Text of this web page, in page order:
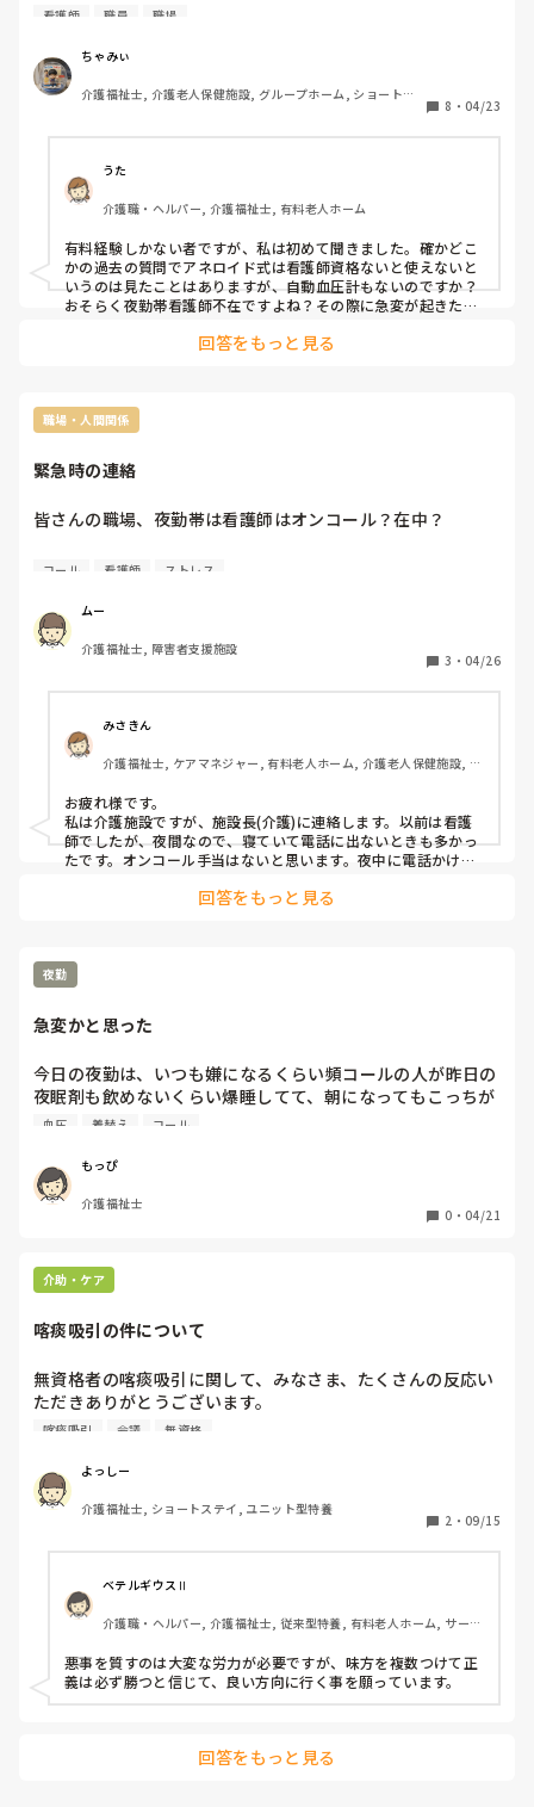
は必要ないと言われました
介護と看護は分けているからと
みなさんどう思いますか？
看護師 職員 職場
ちゃみぃ
介護福祉士, 介護老人保健施設, グループホーム, ショートス
8 ・ 04/23
うた
介護職・ヘルパー, 介護福祉士, 有料老人ホーム
有料経験しかない者ですが、私は初めて聞きました。確かどこ
かの過去の質問でアネロイド式は看護師資格ないと使えないと
いうのは見たことはありますが、自動血圧計もないのですか？
おそらく夜勤帯看護師不在ですよね？その際に急変が起きたら
回答をもっと見る
職場・人間関係
緊急時の連絡
皆さんの職場、夜勤帯は看護師はオンコール？在中？
私の職場は障害系ですが何かあれば看護師の個人携帯にかけ
す。何かあれば掛けるのですが電話に出ないことも。無
給、、、あまり掛けたくないです。
コール 看護師 ストレス
ムー
介護福祉士, 障害者支援施設
3 ・ 04/26
みさきん
介護福祉士, ケアマネジャー, 有料老人ホーム, 介護老人保健施設, グ
お疲れ様です。
私は介護施設ですが、施設長(介護)に連絡します。以前は看護
師でしたが、夜間なので、寝ていて電話に出ないときも多かっ
たです。オンコール手当はないと思います。夜中に電話かける
回答をもっと見る
夜勤
急変かと思った
今日の夜勤は、いつも嫌になるくらい頻コールの人が昨日の
夜眠剤も飲めないくらい爆睡してて、朝になってもこっちが
行くまではコールなし。
っと薄く目が開くくらい。再出血？再硬塞？それともただの
低血圧？ってなって、頭骨動脈触知はできるし、手を握り返
してって言って握り返すこともできる。今自分がいる場所も
名前もちゃんと返答できる。でも、すぐに目が閉じて若干黒
デンなら分かるけど眠剤なくてこの状態は怖くて看護師に来
てもらったけど、特に血圧も低くもなく高くもなく、ただ単
に眠かっただけみたいで...
いつも頻コールな人がこんな状態だったから、急変かと思っ
ちゃって怖かった💦
急変も2年目の時に当たって以降なかったから焦ったけど、
ちゃんと見れるとこ見れたし、観察できたかな？ちゃんと見
血圧 着替え コール
もっぴ
介護福祉士
0 ・ 04/21
介助・ケア
喀痰吸引の件について
無資格者の喀痰吸引に関して、みなさま、たくさんの反応い
ただきありがとうございます。
じて今回質問させていただきました。
やはり"禁止されていること"として捉えるべきと言われ安心
今回の件に関して今後にも関わるのでなぁなぁにはしたくな
く、施設長に話をつけようと思います。看護師はもう聞く耳
持たないので。
また、直近の会議にてこの話題が取り上げられたら意見とし
て述べようと思います。
のであれば速攻転職します。
喀痰吸引 会議 無資格
よっしー
介護福祉士, ショートステイ, ユニット型特養
2 ・ 09/15
ベテルギウスⅡ
介護職・ヘルパー, 介護福祉士, 従来型特養, 有料老人ホーム, サービ
ット型特養
悪事を質すのは大変な労力が必要ですが、味方を複数つけて正
義は必ず勝つと信じて、良い方向に行く事を願っています。
回答をもっと見る